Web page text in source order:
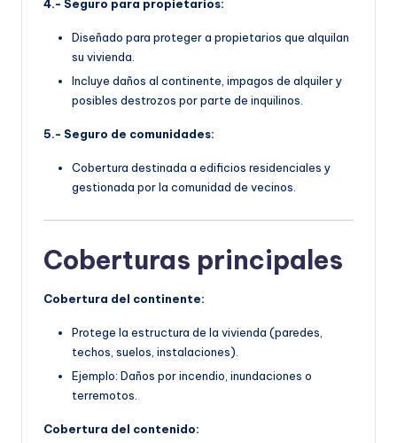
4.- Seguro para propietarios:
Diseñado para proteger a propietarios que alquilan
su vivienda.
Incluye daños al continente, impagos de alquiler y
posibles destrozos por parte de inquilinos.
5.- Seguro de comunidades:
Cobertura destinada a edificios residenciales y
gestionada por la comunidad de vecinos.
Coberturas principales
Cobertura del continente:
Protege la estructura de la vivienda (paredes,
techos, suelos, instalaciones).
Ejemplo: Daños por incendio, inundaciones o
terremotos.
Cobertura del contenido: